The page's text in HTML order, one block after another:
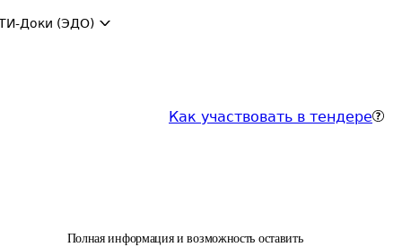
Доки (ЭДО)
Как участвовать в тендере
Полная информация и возможность оставить